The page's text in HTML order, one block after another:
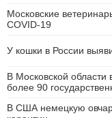
Московские
COVID-19
У кошки в России
В Московской области
более 90
В США немецкую